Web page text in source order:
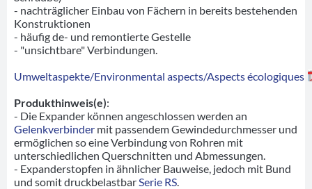
- nachträglicher Einbau von Fächern in bereits bestehenden
Konstruktionen
- häufig de- und remontierte Gestelle
- "unsichtbare" Verbindungen.
Umweltaspekte/Environmental aspects/Aspects écologiques
Produkthinweis(e):
- Die Expander können angeschlossen werden an
Gelenkverbinder mit passendem Gewindedurchmesser und
ermöglichen so eine Verbindung von Rohren mit
unterschiedlichen Querschnitten und Abmessungen.
- Expanderstopfen in ähnlicher Bauweise, jedoch mit Bund
und somit druckbelastbar Serie RS